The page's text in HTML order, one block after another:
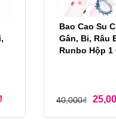
Bao Cao Su
Gân, Bi, Râu
Runbo Hộp 1
40,000₫